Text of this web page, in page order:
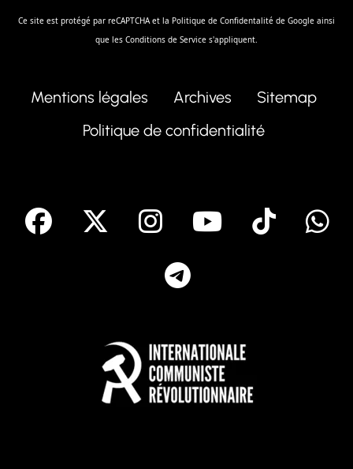
Ce site est protégé par reCAPTCHA et la Politique de Confidentalité de Google ainsi
que les Conditions de Service s'appliquent.
Mentions légales Archives
Sitemap
Politique de confidentialité
facebook Instagram
Youtube
Tik